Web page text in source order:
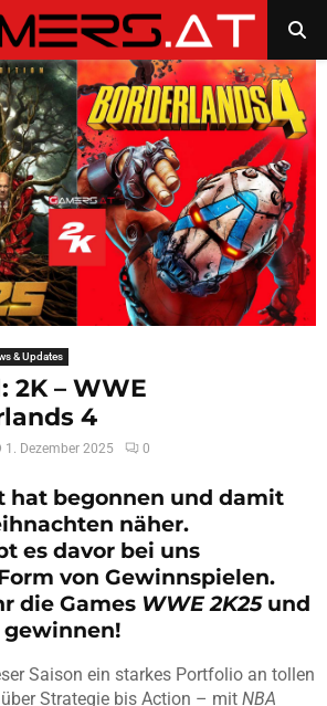
& Updates
2K – WWE
4
1. Dezember 2025 0
hat begonnen und damit
näher.
es davor bei uns
von Gewinnspielen.
die Games WWE 2K25und
gewinnen!
Saison ein starkes Portfolio an tollen
Strategie bis Action – mit NBA